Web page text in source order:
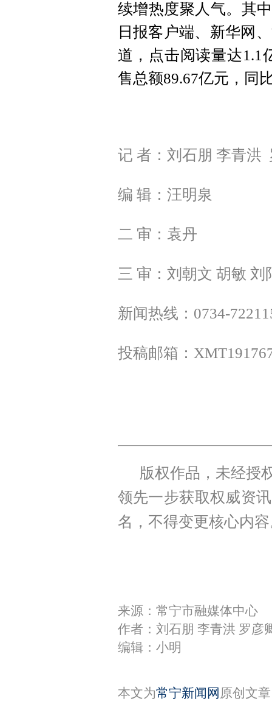
续增热度聚人气。其
日报客户端、新华网
道，点击阅读量达1.1
售总额89.67亿元，同
记 者：刘石朋 李青洪
编 辑：汪明泉
二 审：袁丹
三 审：刘朝文 胡敏 刘
新闻热线：0734-
投稿邮箱：
版权作品，未经授
领先一步获取权威资
名，不得变更核心内
来源：常宁市融媒体中心
作者：刘石朋 李青洪 罗彦
编辑：小明
本文为常宁新闻网 原创文